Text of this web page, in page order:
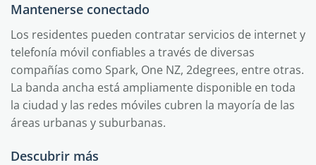
Mantenerse conectado
Los residentes pueden contratar servicios de internet y
telefonía móvil confiables a través de diversas
compañías como Spark, One NZ, 2degrees, entre otras.
La banda ancha está ampliamente disponible en toda
la ciudad y las redes móviles cubren la mayoría de las
áreas urbanas y suburbanas.
Descubrir más